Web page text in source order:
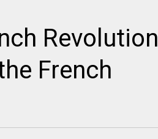
Revolution
French